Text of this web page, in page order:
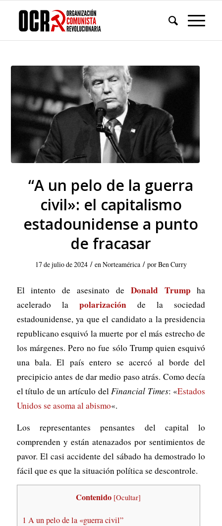
“A un pelo de la guerra
civil»: el capitalismo
estadounidense a punto
de fracasar
17 de julio de 2024 / enNorteamérica / porBen Curry
El intento de asesinato de Donald Trump ha
acelerado la polarizaciónde la sociedad
estadounidense, ya que el candidato a la presidencia
republicano esquivó la muerte por el más estrecho de
los márgenes. Pero no fue sólo Trump quien esquivó
una bala. El país entero se acercó al borde del
precipicio antes de dar medio paso atrás. Como decía
el título de un artículo delFinancial Times: «Estados
Unidos se asoma al abismo«.
Los representantes pensantes del capital lo
comprenden y están atenazados por sentimientos de
pavor. El casi accidente del sábado ha demostrado lo
fácil que es que la situación política se descontrole.
Contenido [Ocultar]
1 A un pelo de la «guerra civil”